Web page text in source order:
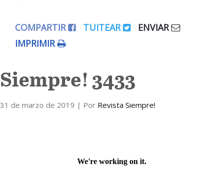
Editorial
Colaboradores
Internacional
COMPARTIR TUITEAR
ENVIAR
IMPRIMIR
Siempre! 3433
31 de marzo de 2019 | Por Revista Siempre!